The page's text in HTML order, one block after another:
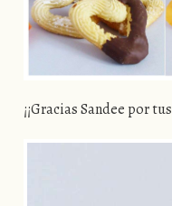
¡¡Gracias Sandee por